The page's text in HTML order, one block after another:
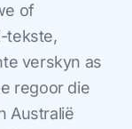
of
tekste,
verskyn as
regoor die
Australië